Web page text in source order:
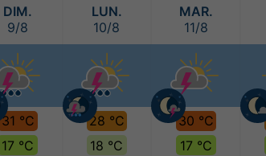
DIM.
9/8
31 °C
17 °C
LUN.
10/8
28 °C
18 °C
MAR.
11/8
30 °C
17 °C